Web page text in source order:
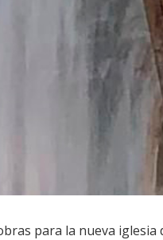
para la nueva